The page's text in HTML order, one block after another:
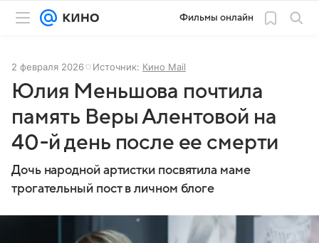
Фильмы онлайн
2 февраля 2026 Источник: Кино Mail
Юлия Меньшова почтила
память Веры Алентовой на
40-й день после ее смерти
Дочь народной артистки посвятила маме
трогательный пост в личном блоге